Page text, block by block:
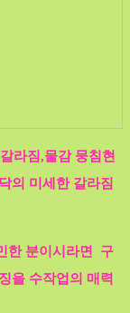
라짐,물감 뭉침현
의 미세한 갈라짐
한 분이시라면 구
을 수작업의 매력